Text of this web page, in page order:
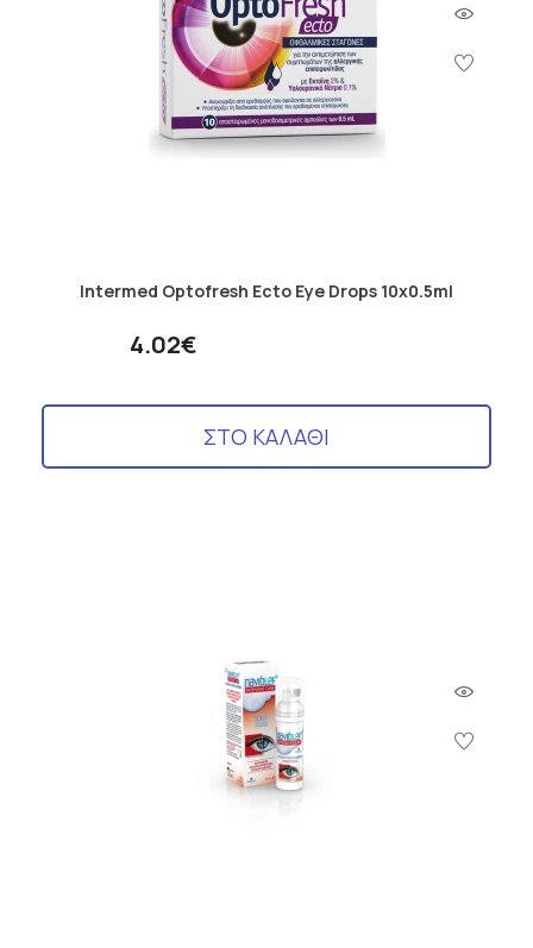
Intermed Optofresh Ecto Eye Drops 10x0.5ml
4.02€
ΣΤΟ ΚΑΛΑΘΙ